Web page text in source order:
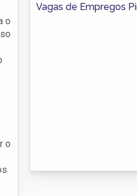
o
o
Vagas de Empregos